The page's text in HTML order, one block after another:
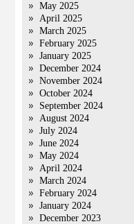
May 2025
April 2025
March 2025
February 2025
January 2025
December 2024
November 2024
October 2024
September 2024
August 2024
July 2024
June 2024
May 2024
April 2024
March 2024
February 2024
January 2024
December 2023